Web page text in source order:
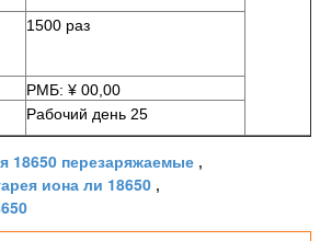
1500 раз
РМБ: ¥ 00,00
Рабочий день 25
18650 перезаряжаемые ,
иона ли 18650 ,